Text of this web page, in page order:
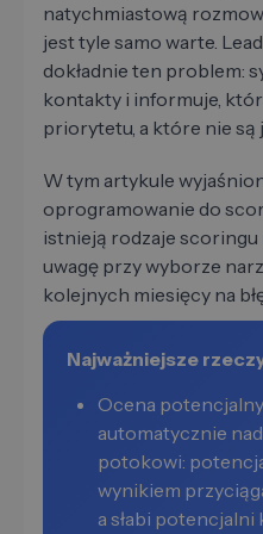
natychmiastową
jest tyle samo warte.
dokładnie ten problem:
kontakty i informuje,
priorytetu, a które nie są
W tym artykule
oprogramowanie do
istnieją rodzaje scoringu
uwagę przy wyborze
kolejnych miesięcy na
Najważniejsze
Ocena
automatycznie
potokowi:
wynikiem
a słabi